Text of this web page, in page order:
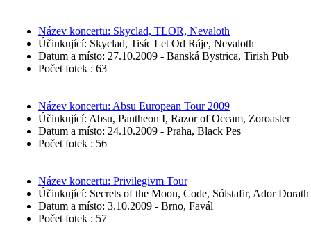
Název koncertu: Skyclad, TLOR, Nevaloth
Účinkující: Skyclad, Tisíc Let Od Ráje, Nevaloth
Datum a místo: 27.10.2009 - Banská Bystrica, Tirish Pub
Počet fotek : 63
Název koncertu: Absu European Tour 2009
Účinkující: Absu, Pantheon I, Razor of Occam, Zoroaster
Datum a místo: 24.10.2009 - Praha, Black Pes
Počet fotek : 56
Název koncertu: Privilegivm Tour
Účinkující: Secrets of the Moon, Code, Sólstafir, Ador Dorath
Datum a místo: 3.10.2009 - Brno, Favál
Počet fotek : 57